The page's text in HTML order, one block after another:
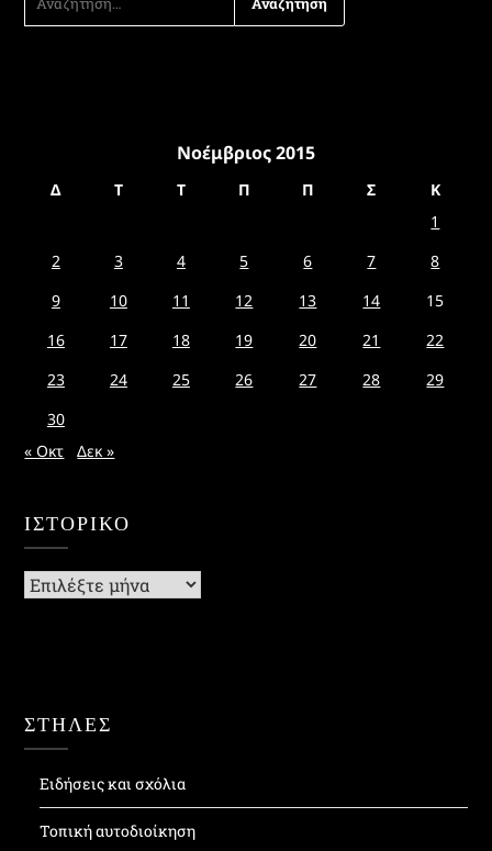
ΓΙΑ:
Νοέμβριος 2015
Δ Τ Τ Π Π Σ
Κ
1
2
3 4 5 6 7
8
9
10 11 12 13 14
15
16
17 18 19 20 21
22
23
24 25 26 27 28
29
30
« Οκτ
Δεκ »
ΙΣΤΟΡΙΚΌ
Ιστορικό
ΣΤΗΛΕΣ
Ειδήσεις και σχόλια
Τοπική αυτοδιοίκηση